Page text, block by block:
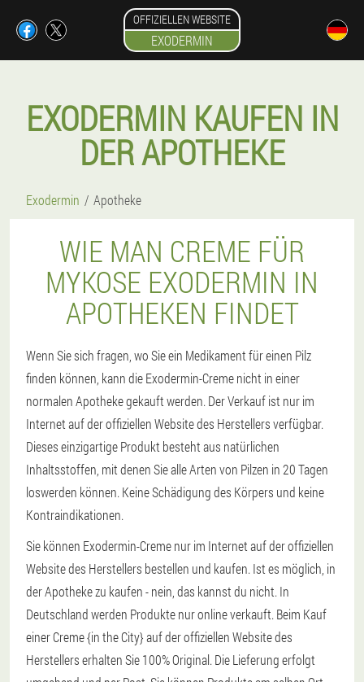
OFFIZIELLEN WEBSITE
EXODERMIN
EXODERMIN KAUFEN IN
DER APOTHEKE
Exodermin Apotheke
WIE MAN CREME FÜR
MYKOSE EXODERMIN IN
APOTHEKEN FINDET
Wenn Sie sich fragen, wo Sie ein Medikament für einen Pilz
finden können, kann die Exodermin-Creme nicht in einer
normalen Apotheke gekauft werden. Der Verkauf ist nur im
Internet auf der offiziellen Website des Herstellers verfügbar.
Dieses einzigartige Produkt besteht aus natürlichen
Inhaltsstoffen, mit denen Sie alle Arten von Pilzen in 20 Tagen
loswerden können. Keine Schädigung des Körpers und keine
Kontraindikationen.
Sie können Exodermin-Creme nur im Internet auf der offiziellen
Website des Herstellers bestellen und kaufen. Ist es möglich, in
der Apotheke zu kaufen - nein, das kannst du nicht. In
Deutschland werden Produkte nur online verkauft. Beim Kauf
einer Creme {in the City} auf der offiziellen Website des
Herstellers erhalten Sie 100% Original. Die Lieferung erfolgt